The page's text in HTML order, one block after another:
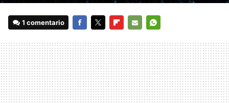
1 comentario
MAIL